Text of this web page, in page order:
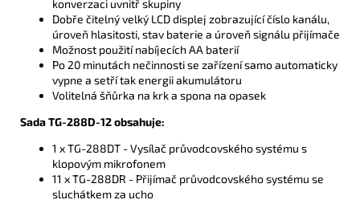
konverzaci uvnitř skupiny
Dobře čitelný velký LCD displej zobrazující číslo kanálu,
úroveň hlasitosti, stav baterie a úroveň signálu přijímače
Možnost použití nabíjecích AA baterií
Po 20 minutách nečinnosti se zařízení samo automaticky
vypne a setří tak energii akumulátoru
Volitelná šňůrka na krk a spona na opasek
Sada TG-288D-12 obsahuje:
1 x TG-288DT - Vysílač průvodcovského systému s
klopovým mikrofonem
11 x TG-288DR - Přijímač průvodcovského systému se
sluchátkem za ucho